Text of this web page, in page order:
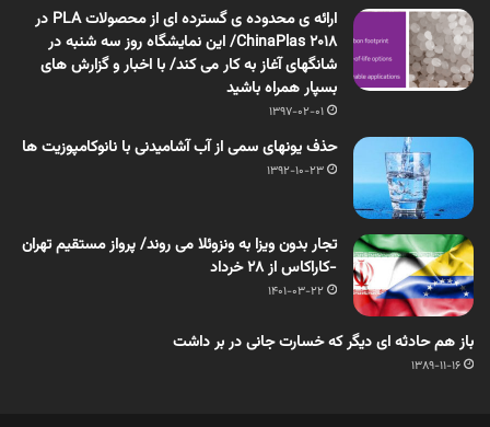
ارائه ی محدوده ی گسترده ای از محصولات PLA در
ChinaPlas 2018/ این نمایشگاه روز سه شنبه در
شانگهای آغاز به کار می کند/ با اخبار و گزارش های
بسپار همراه باشید
1397-02-01
حذف یونهای سمی از آب آشامیدنی با نانوکامپوزیت ها
1392-10-23
تجار بدون ویزا به ونزوئلا می روند/ پرواز مستقیم تهران
-کاراکاس از ۲۸ خرداد
1401-03-22
باز هم حادثه ای دیگر که خسارت جانی در بر داشت
1389-11-16